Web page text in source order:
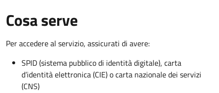
Cosa serve
Per accedere al servizio, assicurati di avere:
SPID (sistema pubblico di identità digitale), carta
d’identità elettronica (CIE) o carta nazionale dei servizi
(CNS)